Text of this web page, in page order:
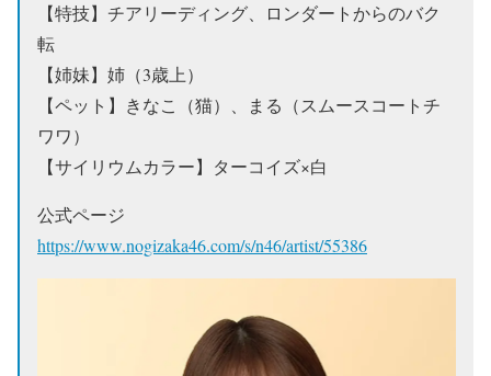
【特技】チアリーディング、ロンダートからのバク
転
【姉妹】姉（3歳上）
【ペット】きなこ（猫）、まる（スムースコートチ
ワワ）
【サイリウムカラー】ターコイズ×白
公式ページ
https://www.nogizaka46.com/s/n46/artist/55386